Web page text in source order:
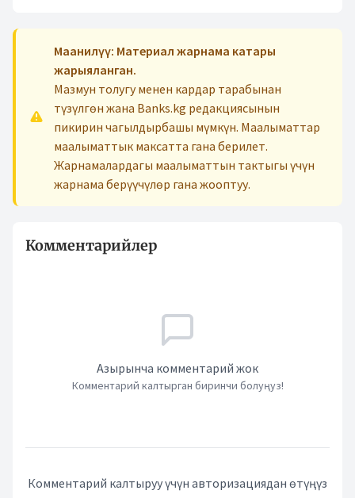
Маанилүү: Материал жарнама катары
жарыяланган.
Мазмун толугу менен кардар тарабынан
түзүлгөн жана Banks.kg редакциясынын
пикирин чагылдырбашы мүмкүн. Маалыматтар
маалыматтык максатта гана берилет.
Жарнамалардагы маалыматтын тактыгы үчүн
жарнама берүүчүлөр гана жооптуу.
Комментарийлер
Азырынча комментарий жок
Комментарий калтырган биринчи болуңуз!
Комментарий калтыруу үчүн авторизациядан өтүңүз